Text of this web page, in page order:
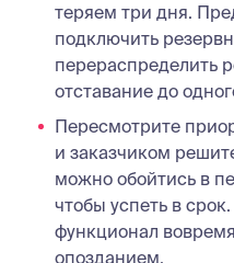
теряем три дня.
подключить
перераспределить
отставание до
Пересмотрите
и заказчиком
можно обойтись в
чтобы успеть в
функционал
опозданием.